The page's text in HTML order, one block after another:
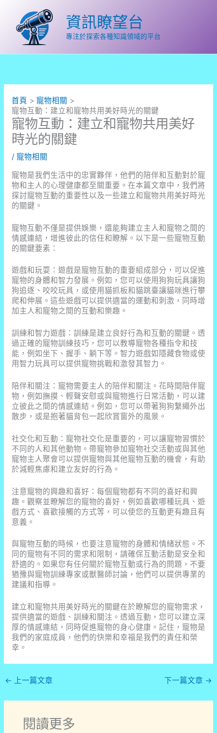
容
資訊瞭望台
專注於探索各種知識領域的平台
首頁
寵物相關
寵物互動：建立和寵物共用美好時光的關鍵
寵物互動：建立和寵物共用美好
時光的關鍵
/ 寵物相關
寵物是我們生活中的忠實夥伴，他們的陪伴和互動對於寵
物和主人的心理健康都至關重要。在本篇文章中，我們將
探討寵物互動的重要性以及一些建立和寵物共用美好時光
的關鍵。
寵物互動不僅是提供娛樂，還能夠建立主人和寵物之間的
情感連結，增進彼此的信任和瞭解。以下是一些寵物互動
的關鍵要素：
遊戲和玩耍：遊戲是寵物互動的重要組成部分，可以促進
寵物的身體和智力發展。例如，您可以使用狗狗玩具讓狗
狗追逐、咬咬玩具，或使用貓抓板和貓跳臺讓貓咪進行攀
爬和伸展。這些遊戲可以提供適當的運動和刺激，同時增
加主人和寵物之間的互動和樂趣。
訓練和智力遊戲：訓練是建立良好行為和互動的關鍵。透
過正確的寵物訓練技巧，您可以教導寵物各種指令和技
能，例如坐下、握手、躺下等。智力遊戲如隱藏食物或使
用智力玩具可以提供寵物挑戰和激發其智力。
陪伴和關注：寵物需要主人的陪伴和關注。花時間陪伴寵
物，例如撫摸、輕聲安慰或與寵物進行日常活動，可以建
立彼此之間的情感連結。例如，您可以帶著狗狗繫繩外出
散步，或是抱著貓背包一起欣賞窗外的風景。
社交化和互動：寵物社交化是重要的，可以讓寵物習慣於
不同的人和其他動物。帶寵物參加寵物社交活動或與其他
寵物主人聚會可以提供寵物與其他寵物互動的機會，有助
於減輕焦慮和建立友好的行為。
注意寵物的興趣和喜好：每個寵物都有不同的喜好和興
趣。觀察並瞭解您的寵物的喜好，例如喜歡哪種玩具、遊
戲方式、喜歡接觸的方式等，可以使您的互動更有趣且有
意義。
與寵物互動的時候，也要注意寵物的身體和情緒狀態。不
同的寵物有不同的需求和限制，請確保互動活動是安全和
舒適的。如果您有任何關於寵物互動或行為的問題，不要
猶豫與寵物訓練專家或獸醫師討論，他們可以提供專業的
建議和指導。
建立和寵物共用美好時光的關鍵在於瞭解您的寵物需求，
提供適當的遊戲、訓練和關注。透過互動，您可以建立深
厚的情感連結，同時促進寵物的身心健康。記住，寵物是
我們的家庭成員，他們的快樂和幸福是我們的責任和榮
幸。
← 上一篇文章 下一篇文章 →
閱讀更多